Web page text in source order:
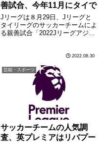
善試合、今年11月にタイで
Jリーグは８月29日、Jリーグと
タイリーグのサッカーチームによ
る親善試合「2022Jリーグアジア
アジア戦略の一環として、2017
年から３年間に渡りJリーグ提携
国で行われていたも………
2022.08.30
芸能・スポーツ
サッカーチームの人気調
査、英プレミアはリバプー